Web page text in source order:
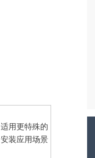
适用更特殊的
安装应用场景